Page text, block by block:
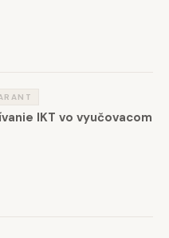
IKT vo vyučovacom